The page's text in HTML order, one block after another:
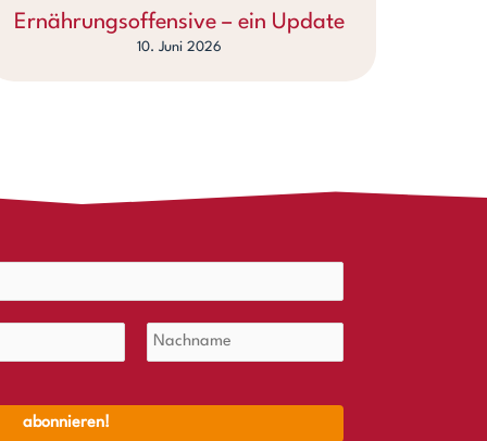
Ernährungsoffensive – ein Update
10. Juni 2026